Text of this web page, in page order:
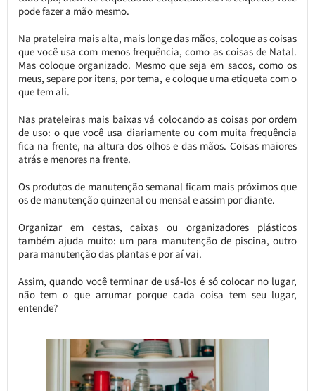
pode fazer a mão mesmo.
Na prateleira mais alta, mais longe das mãos, coloque as coisas
que você usa com menos frequência, como as coisas de Natal.
Mas coloque organizado. Mesmo que seja em sacos, como os
meus, separe por itens, por tema, e coloque uma etiqueta com o
que tem ali.
Nas prateleiras mais baixas vá colocando as coisas por ordem
de uso: o que você usa diariamente ou com muita frequência
fica na frente, na altura dos olhos e das mãos. Coisas maiores
atrás e menores na frente.
Os produtos de manutenção semanal ficam mais próximos que
os de manutenção quinzenal ou mensal e assim por diante.
Organizar em cestas, caixas ou organizadores plásticos
também ajuda muito: um para manutenção de piscina, outro
para manutenção das plantas e por aí vai.
Assim, quando você terminar de usá-los é só colocar no lugar,
não tem o que arrumar porque cada coisa tem seu lugar,
entende?